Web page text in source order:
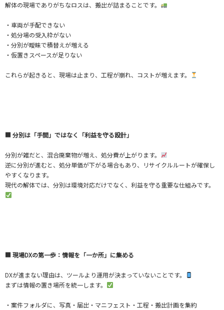
解体の現場でありがちなロスは、搬出が詰まることです。
・車両が手配できない
・処分場の受入枠がない
・分別が曖昧で積替えが増える
・仮置きスペースが足りない
これらが起きると、現場は止まり、工程が崩れ、コストが増えます。
■ 分別は「手間」ではなく「利益を守る設計」
分別が雑だと、混合廃棄物が増え、処分費が上がります。
逆に分別が進むと、処分単価が下がる場合もあり、リサイクルルートが確保し
やすくなります。
現代の解体では、分別は環境対応だけでなく、利益を守る重要な仕組みです。
■ 現場DXの第一歩：情報を「一か所」に集める
DXが進まない理由は、ツールより運用が決まっていないことです。
まずは情報の置き場所を統一します。
・案件フォルダに、写真・届出・マニフェスト・工程・搬出計画を集約